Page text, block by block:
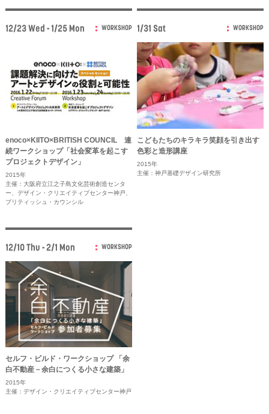
12/23 Wed - 1/25 Mon WORKSHOP
enoco×KIITO×BRITISH COUNCIL 連
続ワークショップ「社会変革を起こす
プロジェクトデザイン」
2015年
主催：大阪府立江之子島文化芸術創造センタ
ー、デザイン・クリエイティブセンター神戸、
ブリティッシュ・カウンシル
1/31 Sat WORKSHOP
こどもたちのキラキラ笑顔を引き出す
色彩と造形講座
2015年
主催：神戸基礎デザイン研究所
12/10 Thu - 2/1 Mon WORKSHOP
セルフ・ビルド・ワークショップ 「余
白不動産－余白につくる小さな建築」
2015年
主催：デザイン・クリエイティブセンター神戸